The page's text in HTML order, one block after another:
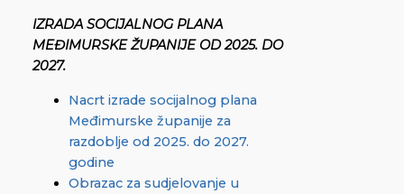
IZRADA SOCIJALNOG PLANA
MEĐIMURSKE ŽUPANIJE OD 2025. DO
2027.
Nacrt izrade socijalnog plana
Međimurske županije za
razdoblje od 2025. do 2027.
godine
Obrazac za sudjelovanje u